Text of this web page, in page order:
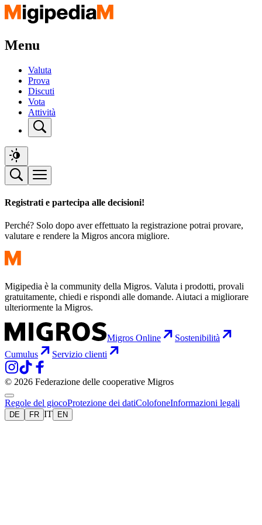
Menu
Valuta
Prova
Discuti
Vota
Attività
Registrati e partecipa alle decisioni!
Perché? Solo dopo aver effettuato la registrazione potrai provare,
valutare e rendere la Migros ancora migliore.
Migipedia è la community della Migros. Valuta i prodotti, provali
gratuitamente, chiedi e rispondi alle domande. Aiutaci a migliorare
ulteriormente la Migros.
Migros Online
Sostenibilità
Cumulus
Servizio clienti
© 2026 Federazione delle cooperative Migros
Regole del giocoProtezione dei datiColofoneInformazioni legali
DE FR IT EN